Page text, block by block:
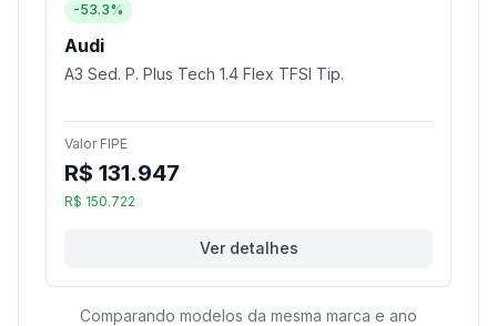
-53.3%
Audi
A3 Sed. P. Plus Tech 1.4 Flex TFSI Tip.
Valor FIPE
R$ 131.947
R$ 150.722
Ver detalhes
Comparando modelos da mesma marca e ano